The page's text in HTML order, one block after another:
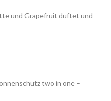
und Grapefruit duftet und
two in one –